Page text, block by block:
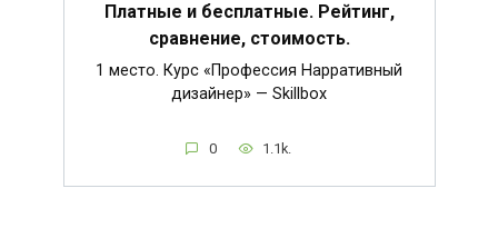
Платные и бесплатные. Рейтинг,
сравнение, стоимость.
1 место. Курс «Профессия Нарративный
дизайнер» — Skillbox
0 1.1k.